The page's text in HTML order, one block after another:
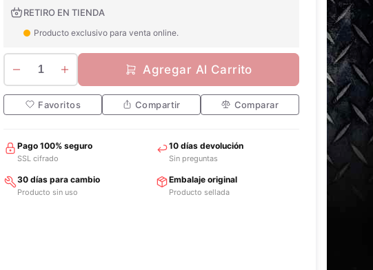
RETIRO EN TIENDA
Producto exclusivo para venta online.
1 Agregar Al Carrito
Favoritos Compartir Comparar
Pago 100% seguro
SSL cifrado
10 días devolución
Sin preguntas
30 días para cambio
Producto sin uso
Embalaje original
Producto sellada